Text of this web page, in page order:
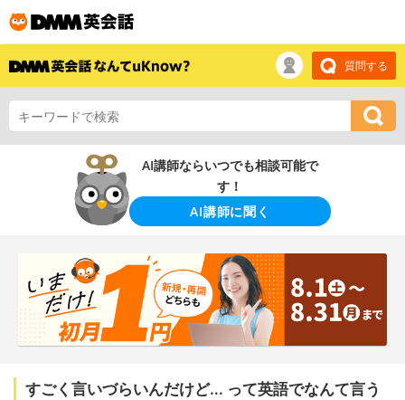
質問する
AI講師ならいつでも相談可能で
す！
AI講師に聞く
すごく言いづらいんだけど... って英語でなんて言う